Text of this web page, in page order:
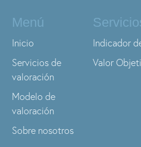
Menú
Inicio
Servicios de
valoración
Modelo de
valoración
Sobre nosotros
Indicador
Valor